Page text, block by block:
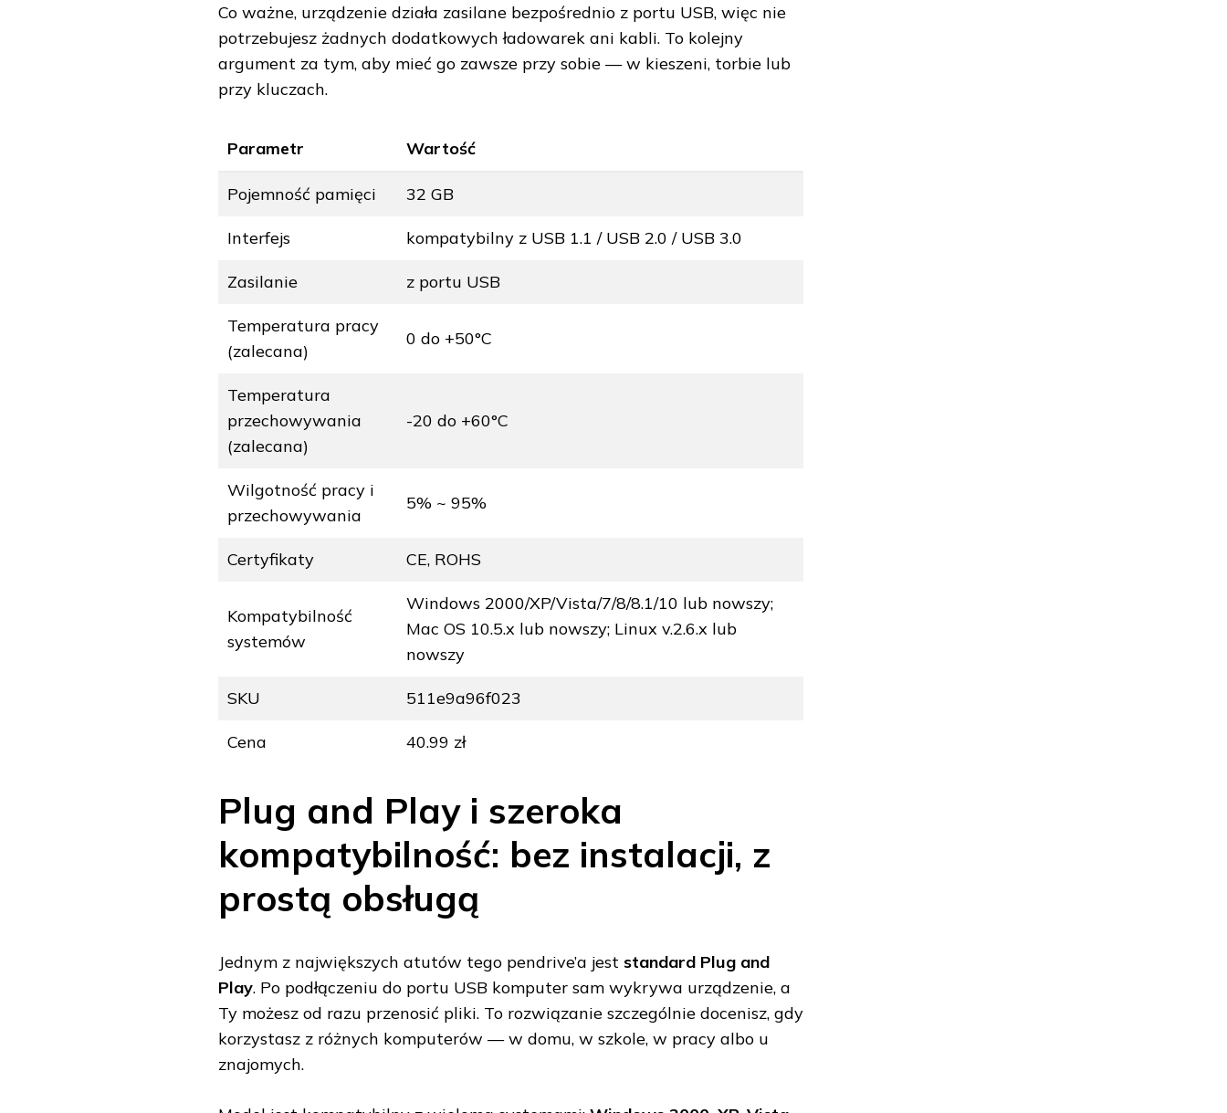
Co ważne, urządzenie działa zasilane bezpośrednio z portu USB, więc nie
potrzebujesz żadnych dodatkowych ładowarek ani kabli. To kolejny
argument za tym, aby mieć go zawsze przy sobie — w kieszeni, torbie lub
przy kluczach.
Parametr Wartość
Pojemność pamięci 32 GB
Interfejs kompatybilny z USB 1.1 / USB 2.0 / USB 3.0
Zasilanie z portu USB
Temperatura pracy
(zalecana)
0 do +50°C
Temperatura
przechowywania
(zalecana)
-20 do +60°C
Wilgotność pracy i
przechowywania
5% ~ 95%
Certyfikaty CE, ROHS
Kompatybilność
systemów
Windows 2000/XP/Vista/7/8/8.1/10 lub nowszy;
Mac OS 10.5.x lub nowszy; Linux v.2.6.x lub
nowszy
SKU 511e9a96f023
Cena 40.99 zł
Plug and Play i szeroka
kompatybilność: bez instalacji, z
prostą obsługą
Jednym z największych atutów tego pendrive’a jest standard Plug and
Play. Po podłączeniu do portu USB komputer sam wykrywa urządzenie, a
Ty możesz od razu przenosić pliki. To rozwiązanie szczególnie docenisz, gdy
korzystasz z różnych komputerów — w domu, w szkole, w pracy albo u
znajomych.